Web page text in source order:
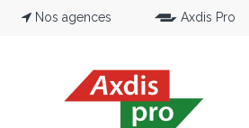
Nos agences Axdis Pro